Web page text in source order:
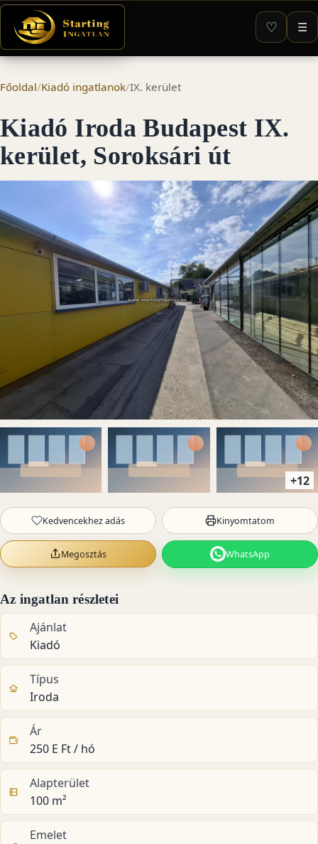
♡ ☰
Főoldal/Kiadó ingatlanok/IX. kerület
Kiadó Iroda Budapest IX.
kerület, Soroksári út
+12
Kedvencekhez adás Kinyomtatom
Megosztás WhatsApp
Az ingatlan részletei
Ajánlat
Kiadó
Típus
Iroda
Ár
250 E Ft / hó
Alapterület
100 m²
Emelet